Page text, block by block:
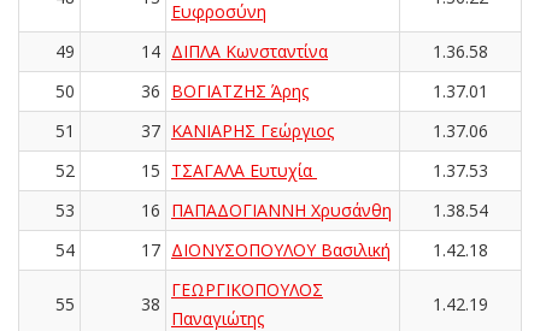
Ευφροσύνη
49 14 ΔΙΠΛΑ Κωνσταντίνα
1.36.58
50
36 ΒΟΓΙΑΤΖΗΣ Άρης
1.37.01
51
37 ΚΑΝΙΑΡΗΣ Γεώργιος
1.37.06
52
15 ΤΣΑΓΑΛΑ Ευτυχία
1.37.53
53
16 ΠΑΠΑΔΟΓΙΑΝΝΗ Χρυσάνθη
1.38.54
54
17 ΔΙΟΝΥΣΟΠΟΥΛΟΥ Βασιλική 1.42.18
55 38
ΓΕΩΡΓΙΚΟΠΟΥΛΟΣ
Παναγιώτης
1.42.19